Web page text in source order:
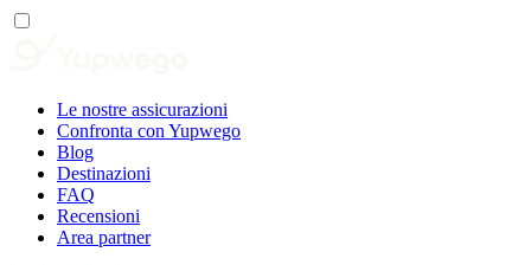
Le nostre assicurazioni
Confronta con Yupwego
Blog
Destinazioni
FAQ
Recensioni
Area partner